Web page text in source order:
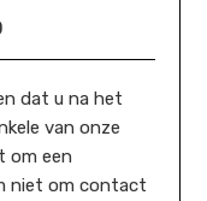
dat u na het
van onze
om een
niet om contact